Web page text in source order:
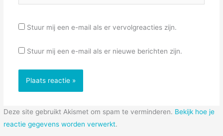
Stuur mij een e-mail als er vervolgreacties zijn.
Stuur mij een e-mail als er nieuwe berichten zijn.
Deze site gebruikt Akismet om spam te verminderen. Bekijk hoe je
reactie gegevens worden verwerkt.